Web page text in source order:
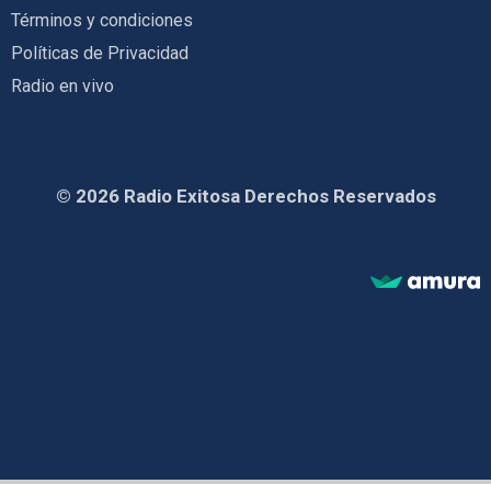
Términos y condiciones
Políticas de Privacidad
Radio en vivo
© 2026 Radio Exitosa Derechos Reservados